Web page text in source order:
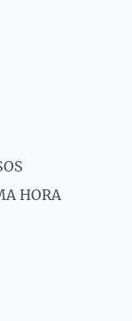
HORA